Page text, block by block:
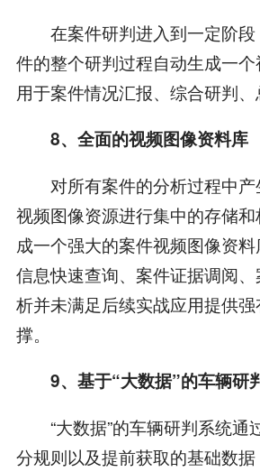
在案件研判进入到一定阶段
件的整个研判过程自动生成一个
用于案件情况汇报、综合研判、
8、全面的视频图像资料库
对所有案件的分析过程中产
视频图像资源进行集中的存储
成一个强大的案件视频图像资
信息快速查询、案件证据调阅
析并未满足后续实战应用提供
撑。
9、基于“大数据”的车辆研
“大数据”的车辆研判系统通
分规则以及提前获取的基础数